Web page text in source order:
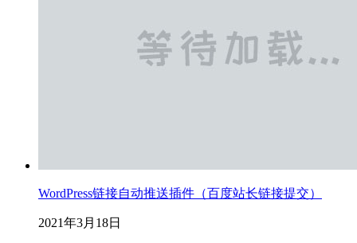
WordPress链接自动推送插件（百度站长链接提交）
2021年3月18日